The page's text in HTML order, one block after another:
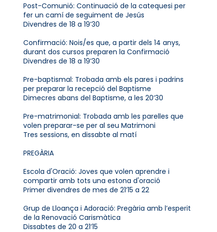
Post-Comunió: Continuació de la catequesi per
fer un camí de seguiment de Jesús
Divendres de 18 a 19’30
Confirmació: Nois/es que, a partir dels 14 anys,
durant dos cursos preparen la Confirmació
Divendres de 18 a 19’30
Pre-baptismal: Trobada amb els pares i padrins
per preparar la recepció del Baptisme
Dimecres abans del Baptisme, a les 20’30
Pre-matrimonial: Trobada amb les parelles que
volen preparar-se per al seu Matrimoni
Tres sessions, en dissabte al matí
PREGÀRIA
Escola d'Oració: Joves que volen aprendre i
compartir amb tots una estona d'oració
Primer divendres de mes de 21’15 a 22
Grup de Lloança i Adoració: Pregària amb l’esperit
de la Renovació Carismàtica
Dissabtes de 20 a 21’15